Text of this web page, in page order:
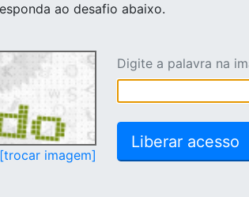
ao desafio abaixo.
[trocar imagem]
Digite a palavra na